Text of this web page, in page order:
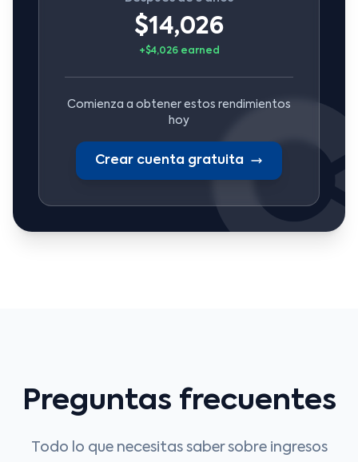
$14,026
+$4,026 earned
Comienza a obtener estos rendimientos
hoy
Crear cuenta gratuita
Preguntas frecuentes
Todo lo que necesitas saber sobre ingresos